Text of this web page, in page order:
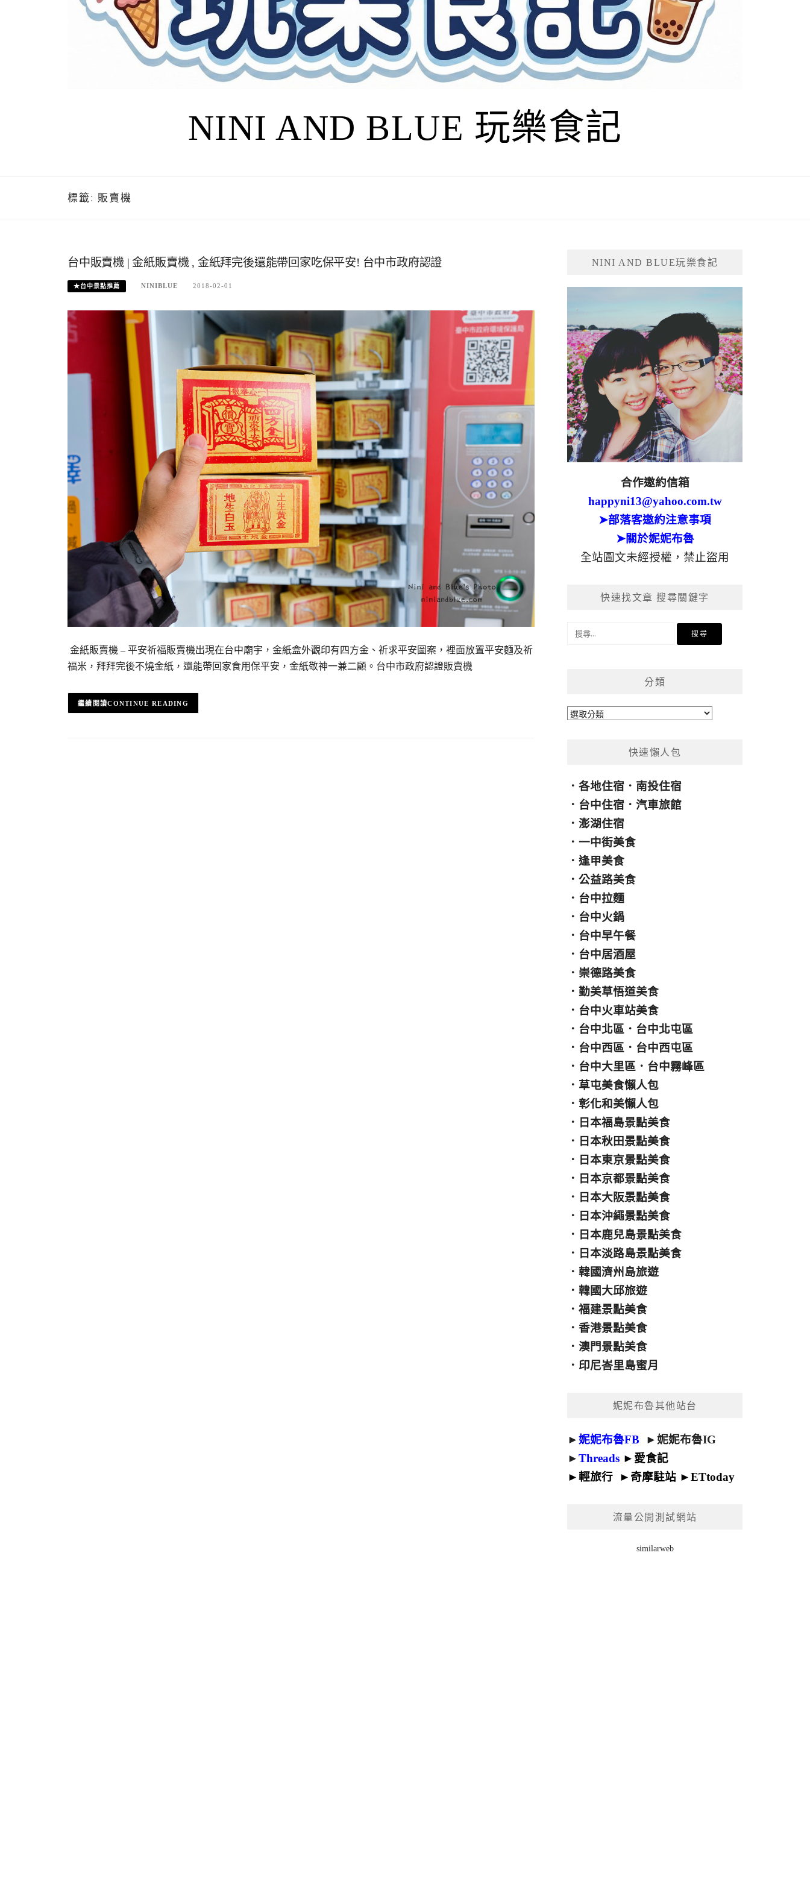
NINI AND BLUE 玩樂食記
標籤: 販賣機
台中販賣機 | 金紙販賣機 , 金紙拜完後還能帶回家吃保平安! 台中市政府認證
★台中景點推薦 NINIBLUE 2018-02-01
金紙販賣機 – 平安祈福販賣機出現在台中廟宇，金紙盒外觀印有四方金、祈求平安圖案，裡面放置平安麵及祈
福米，拜拜完後不燒金紙，還能帶回家食用保平安，金紙敬神一兼二顧。台中市政府認證販賣機
CONTINUE READING
NINI AND BLUE玩樂食記
合作邀約信箱
happyni13@yahoo.com.tw
➤部落客邀約注意事項
➤關於妮妮布魯
全站圖文未經授權，禁止盜用
快速找文章 搜尋關鍵字
分類
分
快速懶人包
．各地住宿 ． 南投住宿
． 台中住宿 ．汽車旅館
．澎湖住宿
．一中街美食
．逢甲美食
．公益路美食
． 台中拉麵
． 台中火鍋
． 台中早午餐
． 台中居酒屋
． 崇德路美食
．勤美草悟道美食
． 台中火車站美食
． 台中北區 ． 台中北屯區
． 台中西區 ． 台中西屯區
． 台中大里區 ． 台中霧峰區
． 草屯美食懶人包
．彰化和美懶人包
． 日本福島景點美食
． 日本秋田景點美食
． 日本東京景點美食
． 日本京都景點美食
． 日本大阪景點美食
． 日本沖繩景點美食
． 日本鹿兒島景點美食
． 日本淡路島景點美食
．韓國濟州島旅遊
．韓國大邱旅遊
．福建景點美食
．香港景點美食
．澳門景點美食
． 印尼峇里島蜜月
妮妮布魯其他站台
►妮妮布魯FB ►妮妮布魯IG
►Threads ► 愛食記
►輕旅行 ► 奇摩駐站 ►ETtoday
流量公開測試網站
similarweb